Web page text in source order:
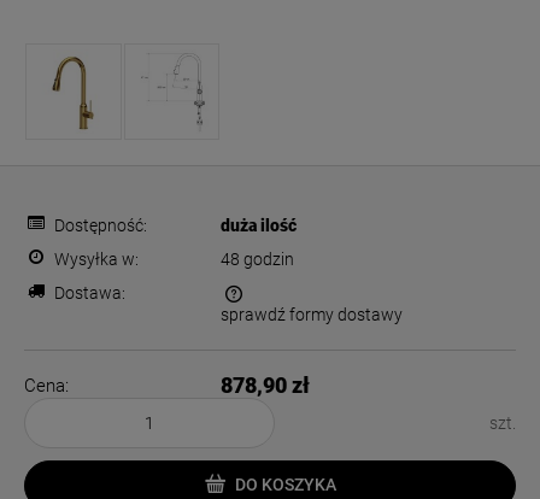
Dostępność:
duża ilość
Wysyłka w:
48 godzin
Dostawa:
Cena nie zawiera ewentualnych kosztów płatności
sprawdź formy dostawy
Cena: 878,90 zł
szt.
DO KOSZYKA